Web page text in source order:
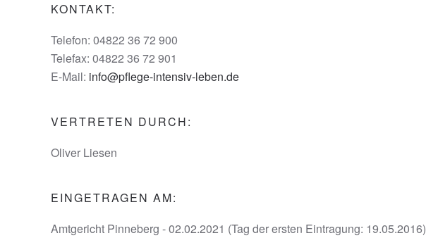
KONTAKT:
Telefon: 04822 36 72 900
Telefax: 04822 36 72 901
E-Mail: info@pflege-intensiv-leben.de
VERTRETEN DURCH:
Oliver Liesen
EINGETRAGEN AM:
Amtgericht Pinneberg - 02.02.2021 (Tag der ersten Eintragung: 19.05.2016)